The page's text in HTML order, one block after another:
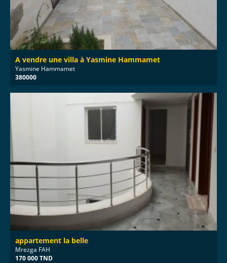
A vendre une villa à Yasmine Hammamet
Yasmine Hammamet
380000
appartement la belle
Mrezga FAH
170 000 TND